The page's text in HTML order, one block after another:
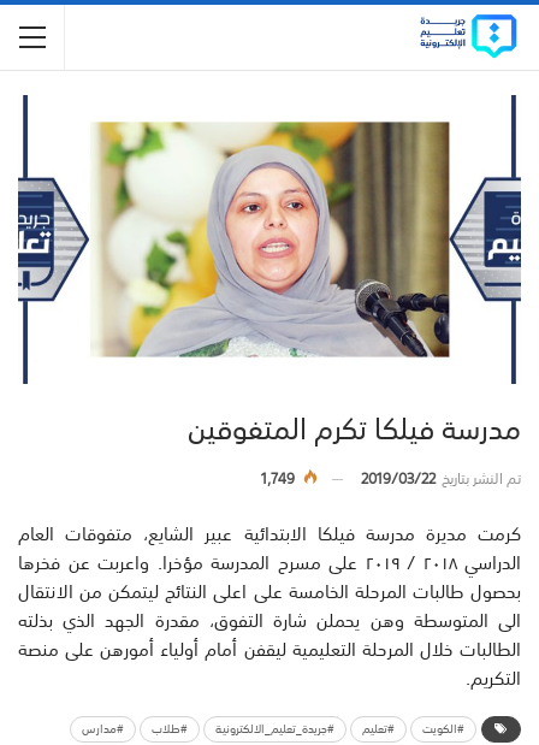
مدرسة فيلكا تكرم المتفوقين
تم النشر بتاريخ2019/03/22
1,749
كرمت مديرة مدرسة فيلكا الابتدائية عبير الشايع، متفوقات العام
الدراسي ٢٠١٨ / ٢٠١٩ على مسرح المدرسة مؤخرا. واعربت عن فخرها
بحصول طالبات المرحلة الخامسة على اعلى النتائج ليتمكن من الانتقال
الى المتوسطة وهن يحملن شارة التفوق، مقدرة الجهد الذي بذلته
الطالبات خلال المرحلة التعليمية ليقفن أمام أولياء أمورهن على منصة
التكريم.
#الكويت #تعليم #جريدة_تعليم_الالكترونية #طلاب #مدارس